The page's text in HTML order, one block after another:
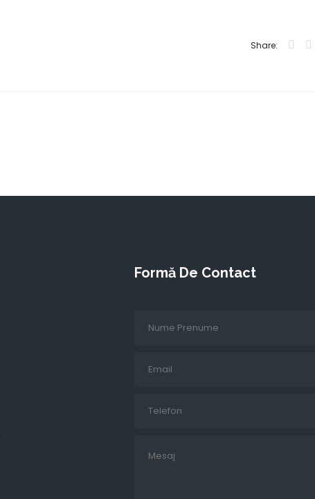
Share:
Formă De Contact